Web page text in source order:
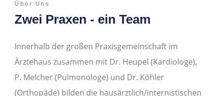
Über Uns
Zwei Praxen - ein Team
Innerhalb der großen Praxisgemeinschaft im
Ärztehaus zusammen mit Dr. Heupel (Kardiologe),
P. Melcher (Pulmonologe) und Dr. Köhler
(Orthopäde) bilden die hausärztlich/internistischen